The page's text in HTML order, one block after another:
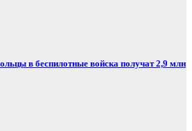
в беспилотные войска получат 2,9 млн